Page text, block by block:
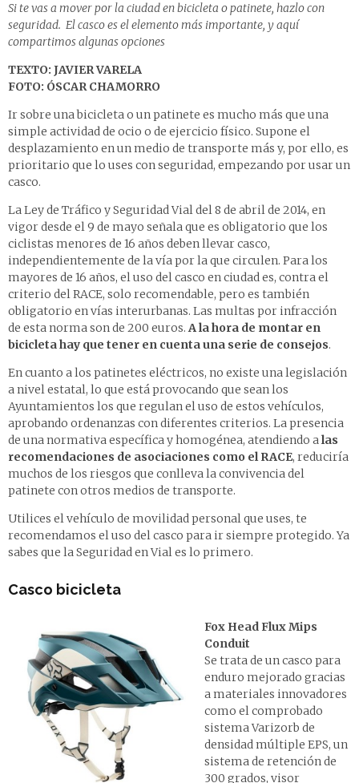
Si te vas a mover por la ciudad en bicicleta o patinete, hazlo con
seguridad. El casco es el elemento más importante, y aquí
compartimos algunas opciones
TEXTO: JAVIER VARELA
FOTO: ÓSCAR CHAMORRO
Ir sobre una bicicleta o un patinete es mucho más que una
simple actividad de ocio o de ejercicio físico. Supone el
desplazamiento en un medio de transporte más y, por ello, es
prioritario que lo uses con seguridad, empezando por usar un
casco.
La Ley de Tráfico y Seguridad Vial del 8 de abril de 2014, en
vigor desde el 9 de mayo señala que es obligatorio que los
ciclistas menores de 16 años deben llevar casco,
independientemente de la vía por la que circulen. Para los
mayores de 16 años, el uso del casco en ciudad es, contra el
criterio del RACE, solo recomendable, pero es también
obligatorio en vías interurbanas. Las multas por infracción
de esta norma son de 200 euros.A la hora de montar en
bicicleta hay que tener en cuenta una serie de consejos.
En cuanto a los patinetes eléctricos, no existe una legislación
a nivel estatal, lo que está provocando que sean los
Ayuntamientos los que regulan el uso de estos vehículos,
aprobando ordenanzas con diferentes criterios. La presencia
de una normativa específica y homogénea, atendiendo alas
recomendaciones de asociaciones como el RACE, reduciría
muchos de los riesgos que conlleva la convivencia del
patinete con otros medios de transporte.
Utilices el vehículo de movilidad personal que uses, te
recomendamos el uso del casco para ir siempre protegido. Ya
sabes que la Seguridad en Vial es lo primero.
Casco bicicleta
Fox Head Flux Mips
Conduit
Se trata de un casco para
enduro mejorado gracias
a materiales innovadores
como el comprobado
sistema Varizorb de
densidad múltiple EPS, un
sistema de retención de
300 grados, visor